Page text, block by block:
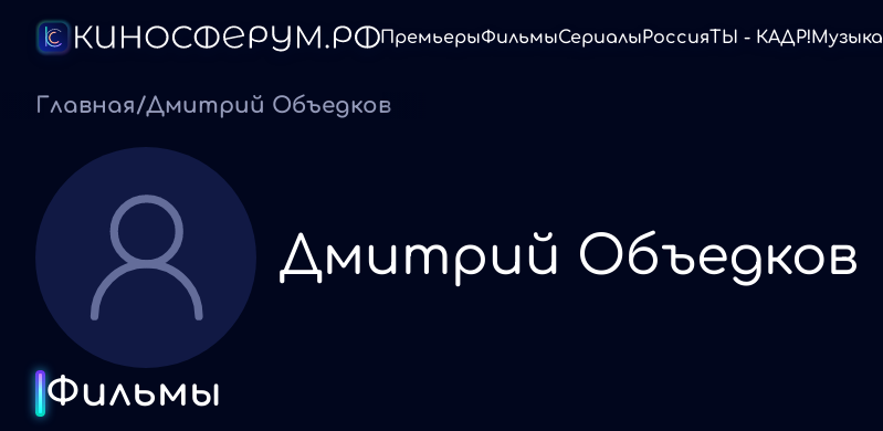
ПремьерыФильмыСериалыРоссияТЫ - КАДР!Музыка
Главная/Дмитрий Объедков
Дмитрий Объедков
Фильмы